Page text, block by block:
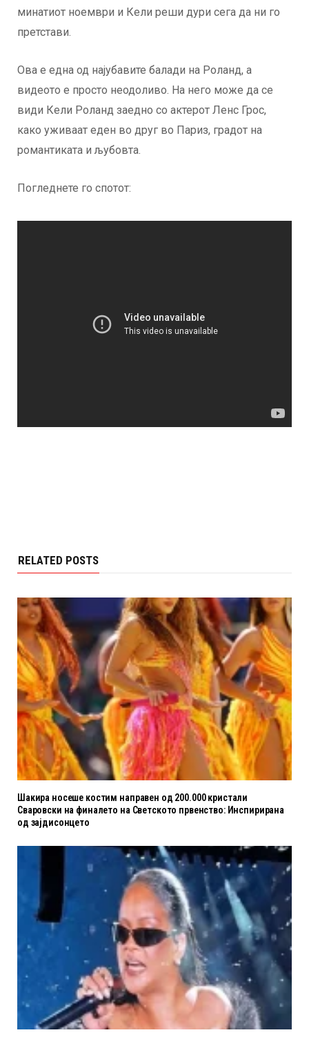
минатиот ноември и Кели реши дури сега да ни го
претстави.
Ова е една од најубавите балади на Роланд, а
видеото е просто неодоливо. На него може да се
види Кели Роланд заедно со актерот Ленс Грос,
како уживаат еден во друг во Париз, градот на
романтиката и љубовта.
Погледнете го спотот:
RELATED POSTS
Шакира носеше костим направен од 200.000 кристали
Сваровски на финалето на Светското првенство: Инспирирана
од зајдисонцето